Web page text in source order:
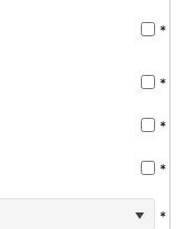
*
*
*
*
*